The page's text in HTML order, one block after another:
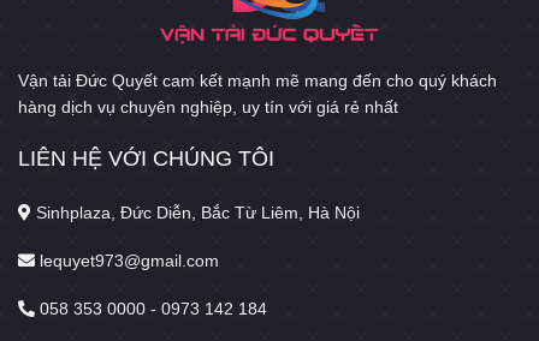
Vận tải Đức Quyết cam kết mạnh mẽ mang đến cho quý khách
hàng dịch vụ chuyên nghiệp, uy tín với giá rẻ nhất
LIÊN HỆ VỚI CHÚNG TÔI
Sinhplaza, Đức Diễn, Bắc Từ Liêm, Hà Nội
lequyet973@gmail.com
058 353 0000 - 0973 142 184